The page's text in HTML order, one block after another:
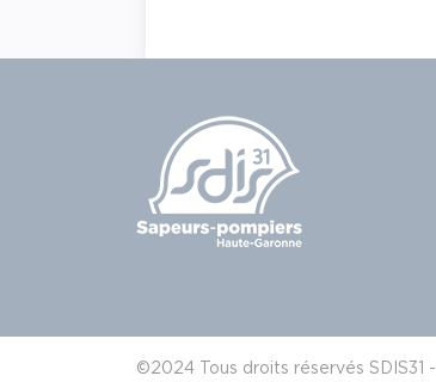
©2024 Tous droits réservés